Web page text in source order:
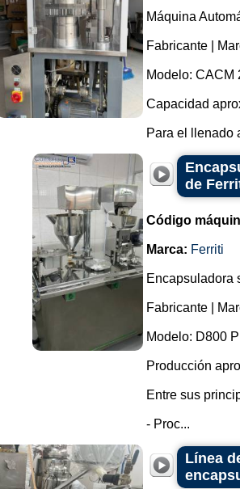
Máquina
Fabricante |
Modelo: CACM
Capacidad
Para el llenado
de
Código
Marca: Ferriti
Encapsuladora
Fabricante |
Modelo: D800
Producción
Entre sus
- Proc...
Línea